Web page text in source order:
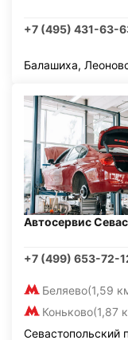
+7 (495) 431-63-
Балашиха,
Автосервис
+7 (499) 653-72-
Беляево(1,59
Коньково(1,87
Севастопольский